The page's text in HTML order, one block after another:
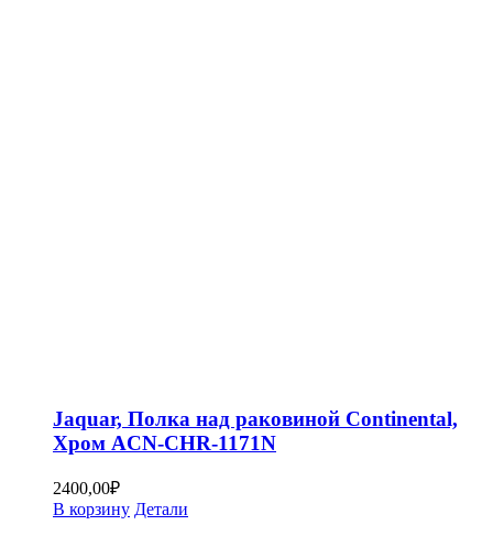
Jaquar, Полка над раковиной Continental,
Хром ACN-CHR-1171N
2400,00₽
В корзину Детали